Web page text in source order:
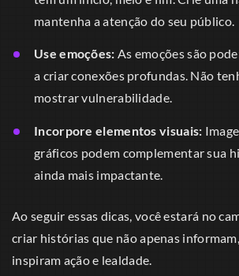
mantenha a atenção do seu público.
Use emoções: As emoções são
a criar conexões profundas. Não
mostrar vulnerabilidade.
Incorpore elementos visuais:
gráficos podem complementar sua
ainda mais impactante.
Ao seguir essas dicas, você estará no
criar histórias que não apenas
inspiram ação e lealdade.